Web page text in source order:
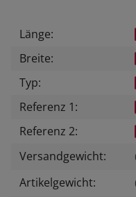
Produkteigenschaft
Wert
Länge:
Breite:
Typ:
Referenz 1:
Referenz 2:
Versandgewicht:
Artikelgewicht: